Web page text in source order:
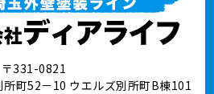
〒331-0821
町52－10 ウエルズ別所町B棟101